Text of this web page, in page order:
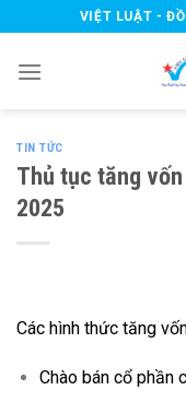
to
content
VIỆT LUẬT -
TIN TỨC
Thủ tục tăng
2025
Các hình thức tăng
Chào bán cổ phần